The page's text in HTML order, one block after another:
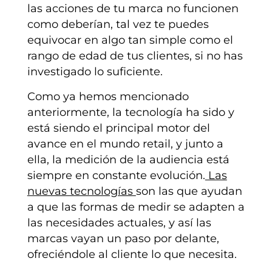
las acciones de tu marca no funcionen
como deberían, tal vez te puedes
equivocar en algo tan simple como el
rango de edad de tus clientes, si no has
investigado lo suficiente.
Como ya hemos mencionado
anteriormente, la tecnología ha sido y
está siendo el principal motor del
avance en el mundo retail, y junto a
ella, la medición de la audiencia está
siempre en constante evolución. Las
nuevas tecnologías son las que ayudan
a que las formas de medir se adapten a
las necesidades actuales, y así las
marcas vayan un paso por delante,
ofreciéndole al cliente lo que necesita.